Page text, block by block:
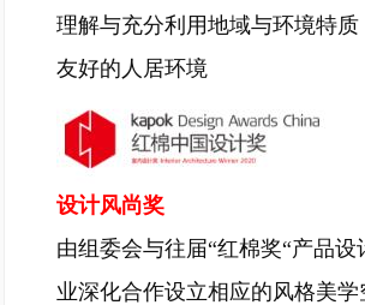
理解与充分利用地域与环境特
友好的人居环境
设计风尚奖
由组委会与往届“红棉奖“产品设
业深化合作设立相应的风格美